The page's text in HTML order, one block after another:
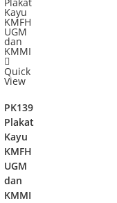
Quick
View
PK139
Plakat
Kayu
KMFH
UGM
dan
KMMI